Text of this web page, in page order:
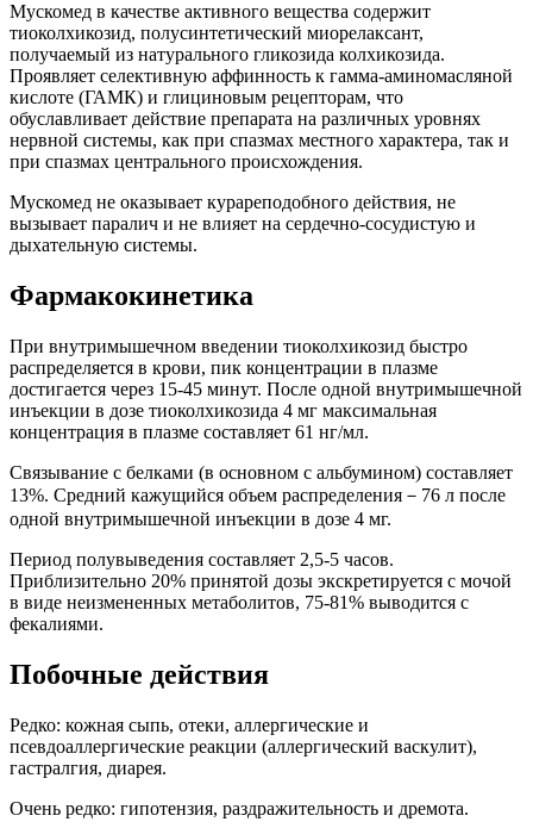
Мускомед в качестве активного вещества содержит
тиоколхикозид, полусинтетический миорелаксант,
получаемый из натурального гликозида колхикозида.
Проявляет селективную аффинность к гамма-аминомасляной
кислоте (ГАМК) и глициновым рецепторам, что
обуславливает действие препарата на различных уровнях
нервной системы, как при спазмах местного характера, так и
при спазмах центрального происхождения.
Мускомед не оказывает курареподобного действия, не
вызывает паралич и не влияет на сердечно-сосудистую и
дыхательную системы.
Фармакокинетика
При внутримышечном введении тиоколхикозид быстро
распределяется в крови, пик концентрации в плазме
достигается через 15-45 минут. После одной внутримышечной
инъекции в дозе тиоколхикозида 4 мг максимальная
концентрация в плазме составляет 61 нг/мл.
Связывание с белками (в основном с альбумином) составляет
13%. Средний кажущийся объем распределения－76 л после
одной внутримышечной инъекции в дозе 4 мг.
Период полувыведения составляет 2,5-5 часов.
Приблизительно 20% принятой дозы экскретируется с мочой
в виде неизмененных метаболитов, 75-81% выводится с
фекалиями.
Побочные действия
Редко: кожная сыпь, отеки, аллергические и
псевдоаллергические реакции (аллергический васкулит),
гастралгия, диарея.
Очень редко: гипотензия, раздражительность и дремота.